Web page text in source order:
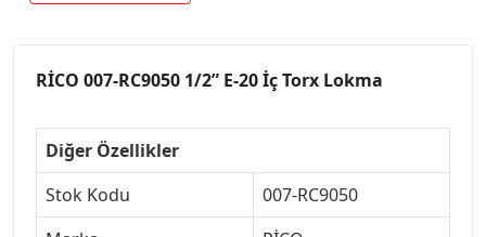
RİCO 007-RC9050 1/2” E-20 İç Torx Lokma
Diğer Özellikler
Stok Kodu
007-RC9050